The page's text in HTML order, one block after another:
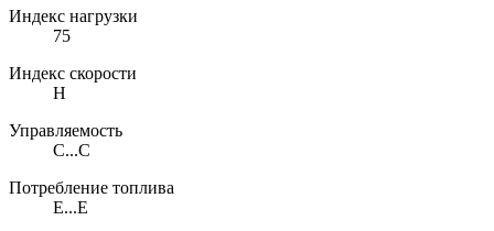
Индекс нагрузки
75
Индекс скорости
H
Управляемость
C...C
Потребление топлива
E...E